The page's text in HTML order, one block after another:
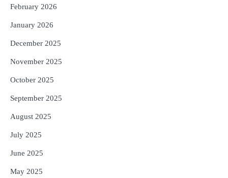
February 2026
January 2026
December 2025
November 2025
October 2025
September 2025
August 2025
July 2025
June 2025
May 2025